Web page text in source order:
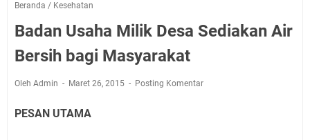
Beranda / Kesehatan
Badan Usaha Milik Desa Sediakan Air
Bersih bagi Masyarakat
Oleh Admin Maret 26, 2015 Posting Komentar
PESAN UTAMA